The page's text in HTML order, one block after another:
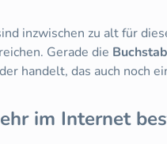
inzwischen zu alt für
Gerade die
handelt, das auch noch
im Internet